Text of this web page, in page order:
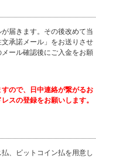
届きます。その後改めて当
承諾メール」をお送りさせ
ール確認後にご入金をお願
ので、日中連絡が繋がるお
スの登録をお願いします。
、ビットコイン払を用意し